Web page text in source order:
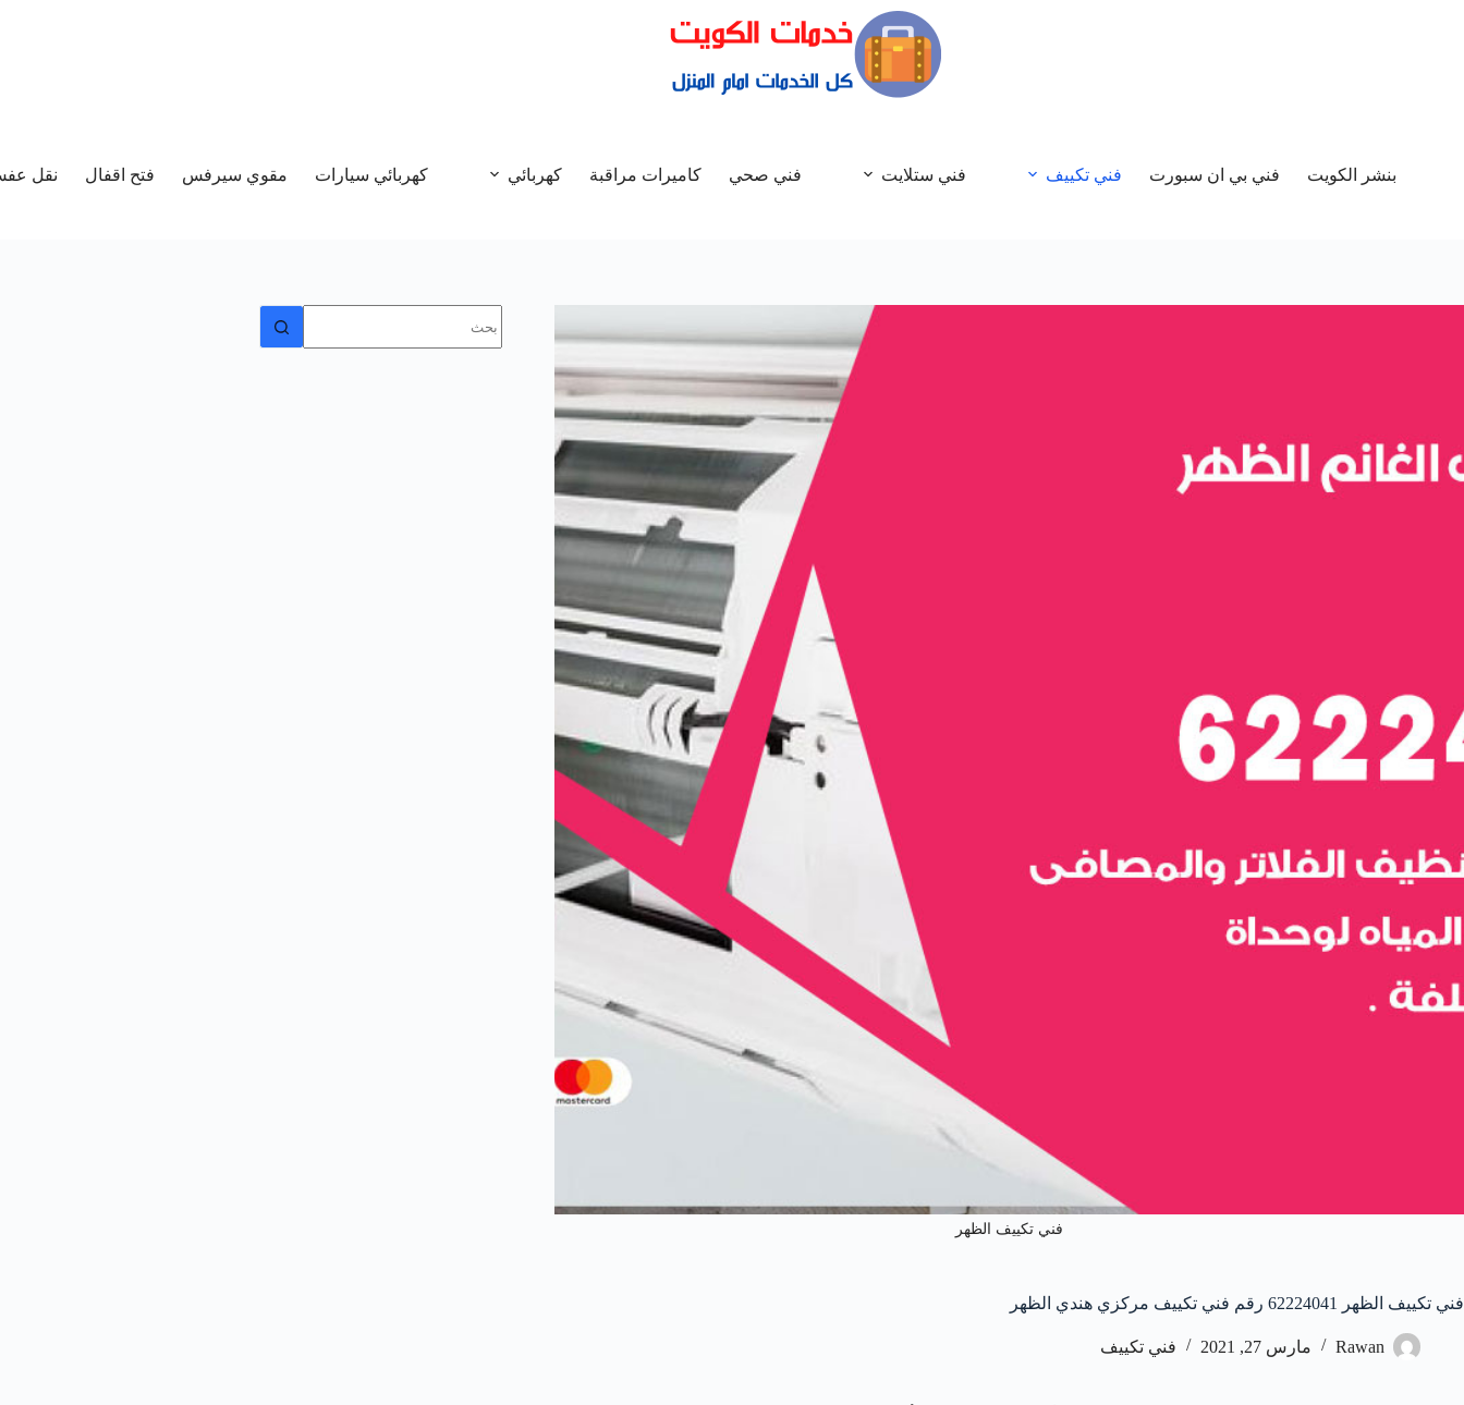
بنشر الكويت فني بي ان سبورت فني تكييف فني ستلايت فني صحي كاميرات مراقبة كهربائي كهربائي سيارات مقوي سيرفس فتح اقفال نقل
فني تكييف الظهر
فني تكييف الظهر 62224041 رقم فني تكييف مركزي هندي الظهر
Rawan مارس 27, 2021 فني تكييف